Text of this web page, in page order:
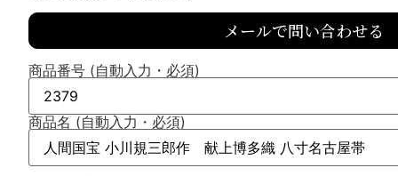
メールで問い合わせる
商品番号 (自動入力・必須)
商品名 (自動入力・必須)